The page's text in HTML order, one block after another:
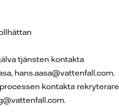
tjänsten kontakta
hans.aasa@vattenfall.com.
kontakta rekryterare